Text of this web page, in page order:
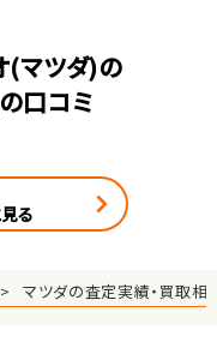
(マツダ)の
口コミ
る
マツダの査定実績・買取相